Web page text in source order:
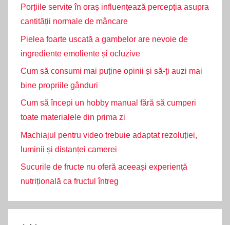
Porțiile servite în oraș influențează percepția asupra
cantității normale de mâncare
Pielea foarte uscată a gambelor are nevoie de
ingrediente emoliente și ocluzive
Cum să consumi mai puține opinii și să-ți auzi mai
bine propriile gânduri
Cum să începi un hobby manual fără să cumperi
toate materialele din prima zi
Machiajul pentru video trebuie adaptat rezoluției,
luminii și distanței camerei
Sucurile de fructe nu oferă aceeași experiență
nutrițională ca fructul întreg